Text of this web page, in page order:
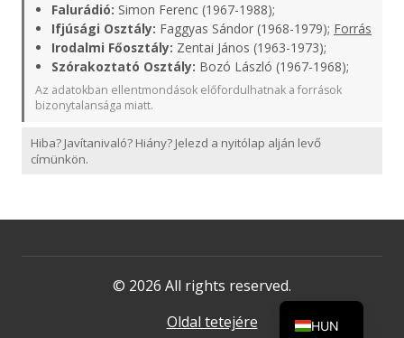
Falurádió: Simon Ferenc (1967-1988);
Ifjúsági Osztály: Faggyas Sándor (1968-1979); Forrás
Irodalmi Főosztály: Zentai János (1963-1973);
Szórakoztató Osztály: Bozó László (1967-1968);
Az adatokban ellentmondások előfordulhatnak a források
bizonytalansága miatt.
Hiba? Javítanivaló? Hiány? Jelezd a nyitólap alján levő
címünkön.
© 2026 All rights reserved.
Oldal tetejére
HUN